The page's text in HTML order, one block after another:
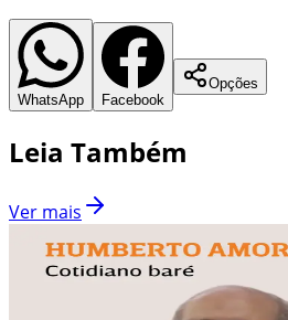
WhatsApp Facebook
Opções
Leia Também
Ver mais